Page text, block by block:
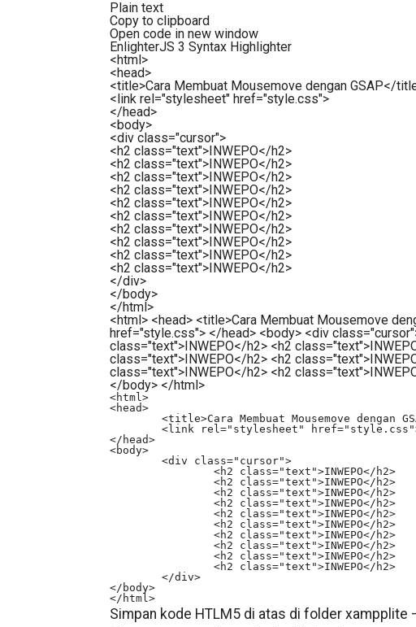
Plain text
Copy to clipboard
Open code in new window
EnlighterJS 3 Syntax Highlighter
<html>
<head>
<title>Cara Membuat Mousemove dengan GSAP</
<link rel="stylesheet" href="style.css">
</head>
<body>
<div class="cursor">
<h2 class="text">INWEPO</h2>
<h2 class="text">INWEPO</h2>
<h2 class="text">INWEPO</h2>
<h2 class="text">INWEPO</h2>
<h2 class="text">INWEPO</h2>
<h2 class="text">INWEPO</h2>
<h2 class="text">INWEPO</h2>
<h2 class="text">INWEPO</h2>
<h2 class="text">INWEPO</h2>
<h2 class="text">INWEPO</h2>
</div>
</body>
</html>
<html> <head> <title>Cara Membuat Mousemove
href="style.css"> </head> <body> <div
class="text">INWEPO</h2> <h2
class="text">INWEPO</h2> <h2
class="text">INWEPO</h2> <h2
</body> </html>
<html>
<head>
</head>
<body>
</body>
</html>
Simpan kode HTLM5 di atas di folder